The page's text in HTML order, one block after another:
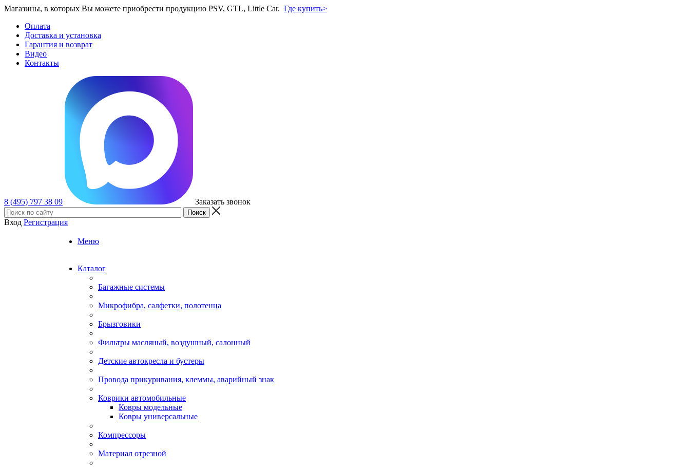
Магазины, в которых Вы можете приобрести продукцию PSV, GTL, Little Car. Где купить>
Оплата
Доставка и установка
Гарантия и возврат
Видео
Контакты
8 (495) 797 38 09 Заказать звонок
Вход Регистрация
Меню
Каталог
Багажные системы
Микрофибра, салфетки, полотенца
Брызговики
Фильтры масляный, воздушный, салонный
Детские автокресла и бустеры
Провода прикуривания, клеммы, аварийный знак
Коврики автомобильные
Ковры модельные
Ковры универсальные
Компрессоры
Материал отрезной